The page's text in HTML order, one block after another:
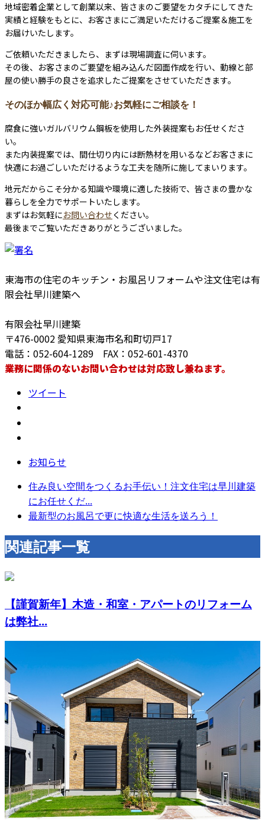
地域密着企業として創業以来、皆さまのご要望をカタチにしてきた
実績と経験をもとに、お客さまにご満足いただけるご提案＆施工を
お届けいたします。
ご依頼いただきましたら、まずは現場調査に伺います。
その後、お客さまのご要望を組み込んだ図面作成を行い、動線と部
屋の使い勝手の良さを追求したご提案をさせていただきます。
そのほか幅広く対応可能♪お気軽にご相談を！
腐食に強いガルバリウム鋼板を使用した外装提案もお任せくださ
い。
また内装提案では、間仕切り内には断熱材を用いるなどお客さまに
快適にお過ごしいただけるような工夫を随所に施してまいります。
地元だからこそ分かる知識や環境に適した技術で、皆さまの豊かな
暮らしを全力でサポートいたします。
まずはお気軽にお問い合わせ ください。
最後までご覧いただきありがとうございました。
東海市の住宅のキッチン・お風呂リフォームや注文住宅は有
限会社早川建築へ
有限会社早川建築
〒476-0002 愛知県東海市名和町切戸17
電話：052-604-1289 FAX：052-601-4370
業務に関係のないお問い合わせは対応致し兼ねます。
ツイート
お知らせ
住み良い空間をつくるお手伝い！注文住宅は早川建築
にお任せくだ...
最新型のお風呂で更に快適な生活を送ろう！
関連記事一覧
【謹賀新年】木造・和室・アパートのリフォーム
は弊社...